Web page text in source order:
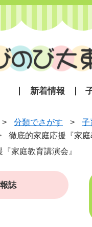
新着情報
> 分類でさがす > 子
徹底的家庭応援『家庭
家庭教育講演会』
誌